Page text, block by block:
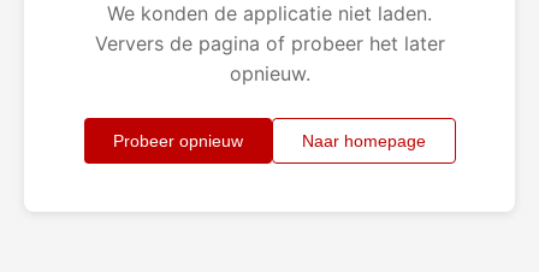
We konden de applicatie niet laden.
Ververs de pagina of probeer het later
opnieuw.
Probeer opnieuw Naar homepage